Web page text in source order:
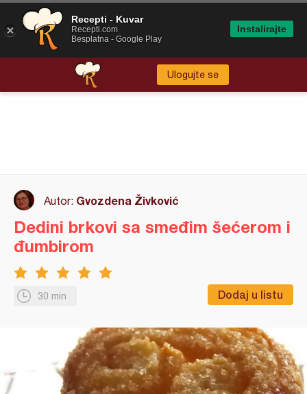
Ulogujte se
Autor: Gvozdena Živković
30 min Dodaj u listu
Dedini brkovi sa smeđim šećerom i
đumbirom
Recepti - Kuvar
Recepti.com
Besplatna - Google Play
Instalirajte